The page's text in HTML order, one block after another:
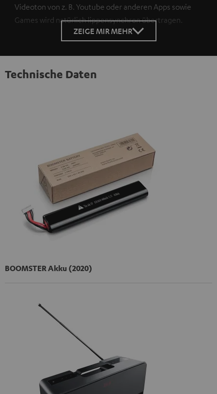
Videoton von z. B. Youtube oder anderen Apps sowie
Games wird natürlich lippensynchron übertragen.
ZEIGE MIR MEHR
Technische Daten
BOOMSTER Akku (2020)